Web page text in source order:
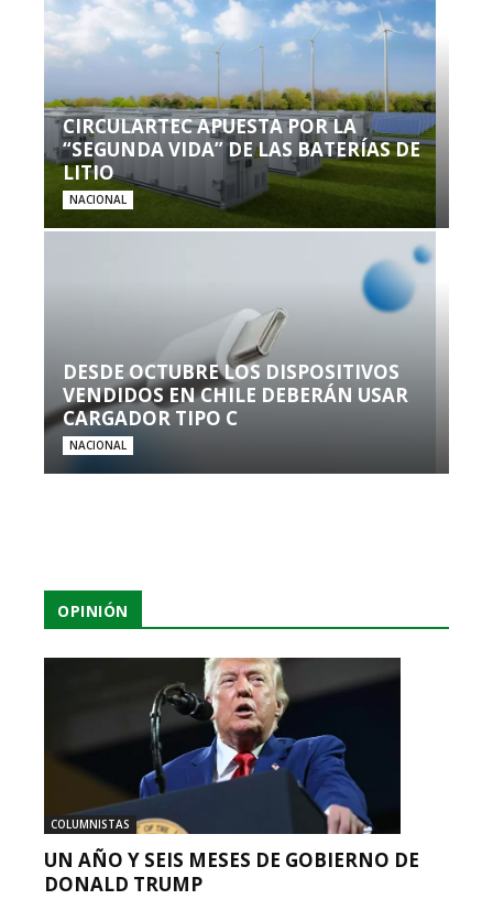
CIRCULARTEC APUESTA POR LA
“SEGUNDA VIDA” DE LAS BATERÍAS DE
LITIO
NACIONAL
DESDE OCTUBRE LOS DISPOSITIVOS
VENDIDOS EN CHILE DEBERÁN USAR
CARGADOR TIPO C
NACIONAL
OPINIÓN
COLUMNISTAS
UN AÑO Y SEIS MESES DE GOBIERNO DE
DONALD TRUMP